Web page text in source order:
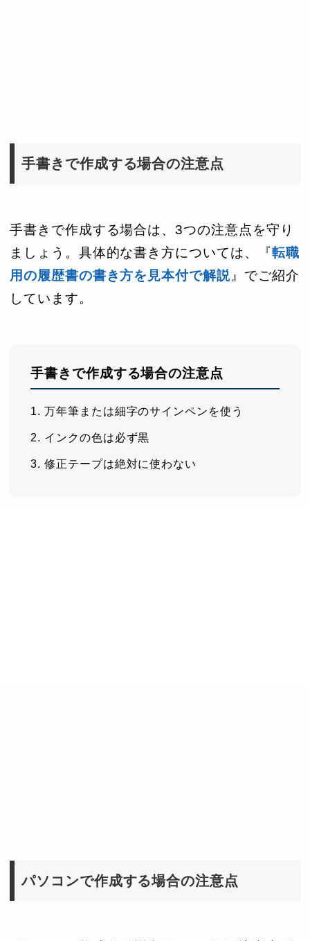
手書きで作成する場合の注意点
手書きで作成する場合は、3つの注意点を守り
ましょう。具体的な書き方については、『転職
用の履歴書の書き方を見本付で解説』でご紹介
しています。
手書きで作成する場合の注意点
万年筆または細字のサインペンを使う
インクの色は必ず黒
修正テープは絶対に使わない
パソコンで作成する場合の注意点